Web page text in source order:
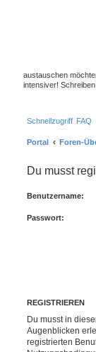
austauschen
intensiver!
Schnellzugriff FAQ
Portal Foren-
Du musst
Benutzername:
Passwort:
REGISTRIEREN
Du musst in
Augenblicken
registrierten